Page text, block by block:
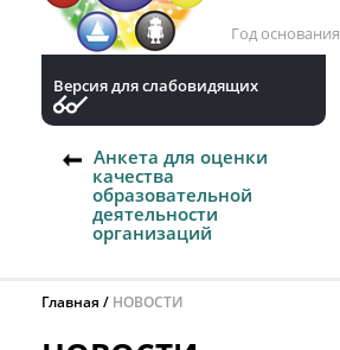
Год основания
Версия для слабовидящих
Анкета для оценки
качества
образовательной
деятельности
организаций
Главная НОВОСТИ